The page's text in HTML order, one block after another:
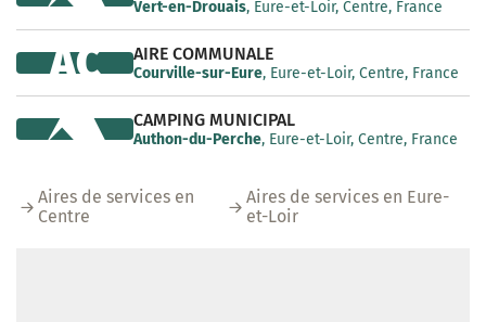
Vert-en-Drouais, Eure-et-Loir, Centre, France
AIRE COMMUNALE
Courville-sur-Eure, Eure-et-Loir, Centre, France
AC
CAMPING MUNICIPAL
Authon-du-Perche, Eure-et-Loir, Centre, France
Aires de services en
Centre
Aires de services en Eure-
et-Loir